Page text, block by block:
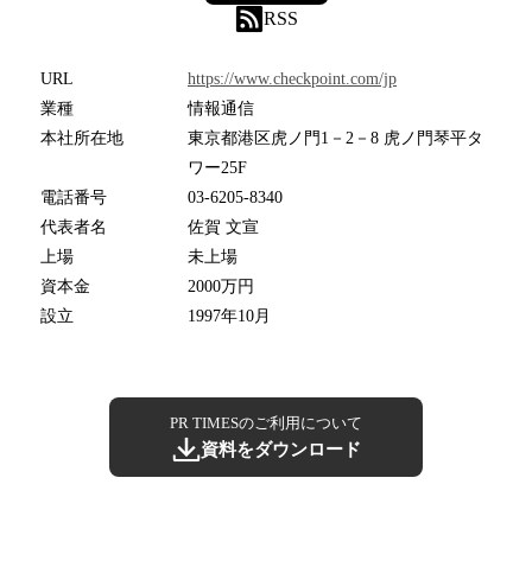
RSS
URL
https://www.checkpoint.com/jp
業種
情報通信
本社所在地
東京都港区虎ノ門1－2－8 虎ノ門琴平タ
ワー25F
電話番号
03-6205-8340
代表者名
佐賀 文宣
上場
未上場
資本金
2000万円
設立
1997年10月
PR TIMESのご利用について
資料をダウンロード